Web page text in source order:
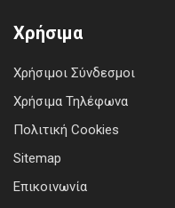
Χρήσιμα
Χρήσιμοι Σύνδεσμοι
Χρήσιμα Τηλέφωνα
Πολιτική Cookies
Sitemap
Επικοινωνία